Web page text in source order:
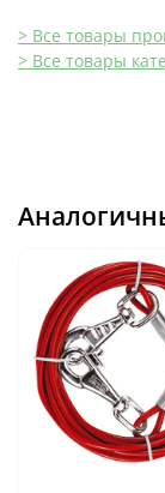
> Все товары
> Все товары